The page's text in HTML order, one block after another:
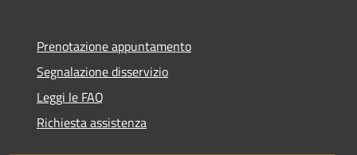
Prenotazione appuntamento
Segnalazione disservizio
Leggi le FAQ
Richiesta assistenza